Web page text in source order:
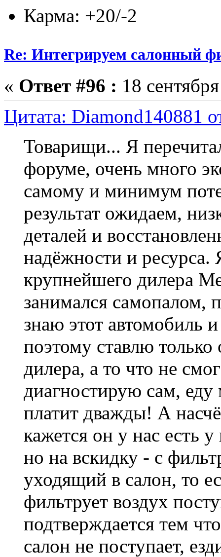
Карма: +20/-2
Re: Интегрируем салонный
« Ответ #96 : 18
Цитата: Diamond140881
Товарищи... Я
форуме, очень много
самому и минимум
результат ожидаем,
деталей и
надёжности и
крупнейшего дилера
занимался самопалом,
знаю этот автомобиль
поэтому ставлю
дилера, а то что не
диагностирую сам,
платит дважды! А
кажется он у нас есть
но на вскидку - с
уходящий в салон, то
фильтрует воздух
подтверждается тем
салон не поступает,